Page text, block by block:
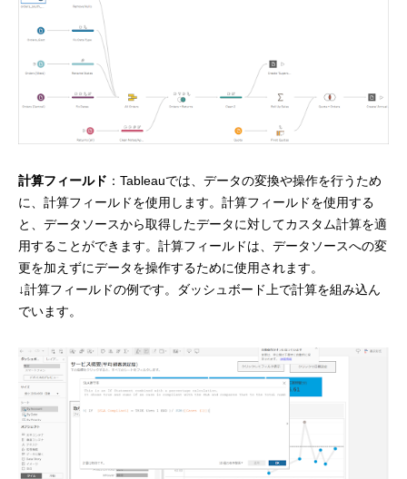
計算フィールド ：Tableauでは、データの変換や操作を行うため
に、計算フィールドを使用します。計算フィールドを使用する
と、データソースから取得したデータに対してカスタム計算を適
用することができます。計算フィールドは、データソースへの変
更を加えずにデータを操作するために使用されます。
↓計算フィールドの例です。ダッシュボード上で計算を組み込ん
でいます。